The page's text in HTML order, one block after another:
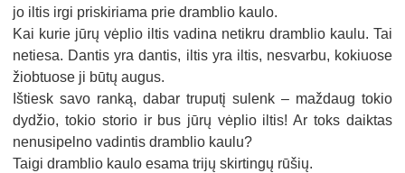
jo iltis irgi priskiriama prie dramblio kaulo.
Kai kurie jūrų vėplio iltis vadina netikru dramblio kaulu. Tai
netiesa. Dantis yra dantis, iltis yra iltis, nesvarbu, kokiuose
žiobtuose ji būtų augus.
Ištiesk savo ranką, dabar truputį sulenk – maždaug tokio
dydžio, tokio storio ir bus jūrų vėplio iltis! Ar toks daiktas
nenusipelno vadintis dramblio kaulu?
Taigi dramblio kaulo esama trijų skirtingų rūšių.